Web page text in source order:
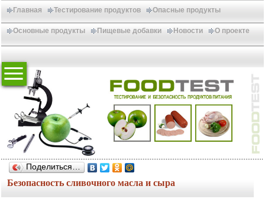
Главная Тестирование продуктов Опасные продукты
Основные продукты Пищевые добавки Новости О проекте
Поделиться…
Безопасность сливочного масла и сыра